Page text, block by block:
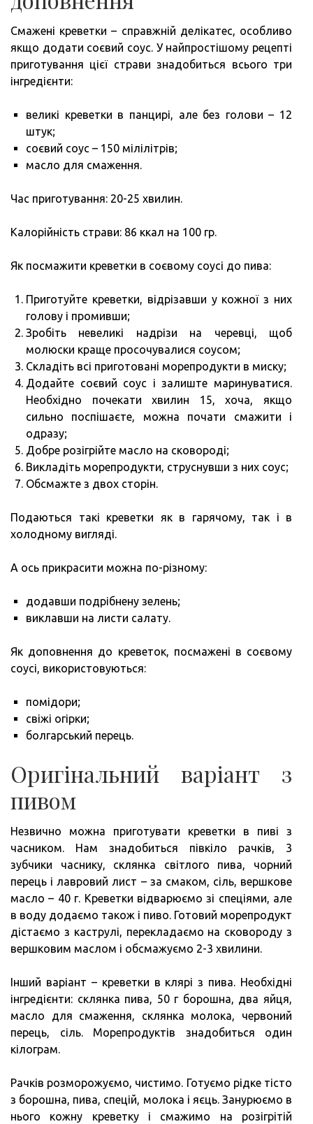
Смажені креветки – справжній делікатес, особливо
якщо додати соєвий соус. У найпростішому рецепті
приготування цієї страви знадобиться всього три
інгредієнти:
великі креветки в панцирі, але без голови – 12
штук;
соєвий соус – 150 мілілітрів;
масло для смаження.
Час приготування: 20-25 хвилин.
Калорійність страви: 86 ккал на 100 гр.
Як посмажити креветки в соєвому соусі до пива:
Приготуйте креветки, відрізавши у кожної з них
голову і промивши;
Зробіть невеликі надрізи на черевці, щоб
молюски краще просочувалися соусом;
Складіть всі приготовані морепродукти в миску;
Додайте соєвий соус і залиште маринуватися.
Необхідно почекати хвилин 15, хоча, якщо
сильно поспішаєте, можна почати смажити і
одразу;
Добре розігрійте масло на сковороді;
Викладіть морепродукти, струснувши з них соус;
Обсмажте з двох сторін.
Подаються такі креветки як в гарячому, так і в
холодному вигляді.
А ось прикрасити можна по-різному:
додавши подрібнену зелень;
виклавши на листи салату.
Як доповнення до креветок, посмажені в соєвому
соусі, використовуються:
помідори;
свіжі огірки;
болгарський перець.
Оригінальний варіант з
пивом
Незвично можна приготувати креветки в пиві з
часником. Нам знадобиться півкіло рачків, 3
зубчики часнику, склянка світлого пива, чорний
перець і лавровий лист – за смаком, сіль, вершкове
масло – 40 г. Креветки відварюємо зі спеціями, але
в воду додаємо також і пиво. Готовий морепродукт
дістаємо з каструлі, перекладаємо на сковороду з
вершковим маслом і обсмажуємо 2-3 хвилини.
Інший варіант – креветки в клярі з пива. Необхідні
інгредієнти: склянка пива, 50 г борошна, два яйця,
масло для смаження, склянка молока, червоний
перець, сіль. Морепродуктів знадобиться один
кілограм.
Рачків розморожуємо, чистимо. Готуємо рідке тісто
з борошна, пива, спецій, молока і яєць. Занурюємо в
нього кожну креветку і смажимо на розігрітій